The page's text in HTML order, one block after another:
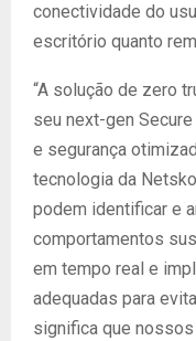
conectividade do
escritório quanto
“A solução de zero
seu next-gen
e segurança
tecnologia da
podem identificar e
comportamentos
em tempo real e
adequadas para
significa que